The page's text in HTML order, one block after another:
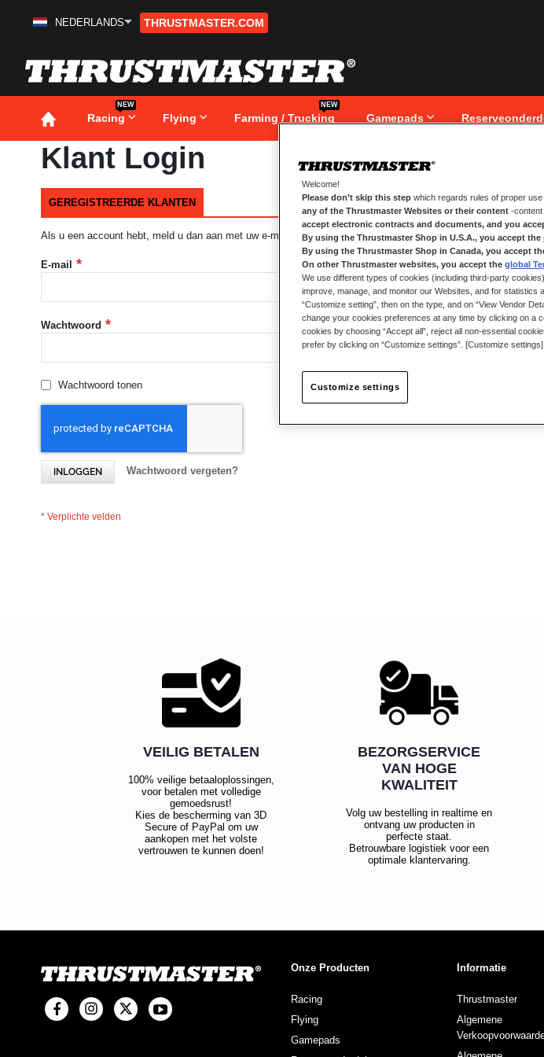
Ga
inhoud
NEDERLANDS THRUSTMASTER.COM
Racing
NEW
Flying Farming / Trucking
NEW
Gamepads
Klant Login
GEREGISTREERDE KLANTEN
Als u een account hebt, meld u dan aan met uw e-mailadres.
E-mail
Wachtwoord
Wachtwoord tonen
INLOGGEN Wachtwoord vergeten?
VEILIG BETALEN
100% veilige betaaloplossingen,
voor betalen met volledige
gemoedsrust!
Kies de bescherming van 3D
Secure of PayPal om uw
aankopen met het volste
vertrouwen te kunnen doen!
BEZORGSERVICE
VAN HOGE
KWALITEIT
Volg uw bestelling in realtime en
ontvang uw producten in
perfecte staat.
Betrouwbare logistiek voor een
optimale klantervaring.
Onze Producten
Racing
Flying
Gamepads
Informatie
Thrustmaster
Algemene
Welcome!
Please don’t skip this step which regards rules of proper
any of the Thrustmaster Websites or their content -content
accept electronic contracts and documents, and you
By using the Thrustmaster Shop in U.S.A., you accept the
By using the Thrustmaster Shop in Canada, you accept
On other Thrustmaster websites, you accept the global
We use different types of cookies (including third-party
improve, manage, and monitor our Websites, and for statistics
“Customize setting”, then on the type, and on “View Vendor
change your cookies preferences at any time by clicking on a
cookies by choosing “Accept all”, reject all non-essential
prefer by clicking on “Customize settings”. [Customize settings]
Customize settings